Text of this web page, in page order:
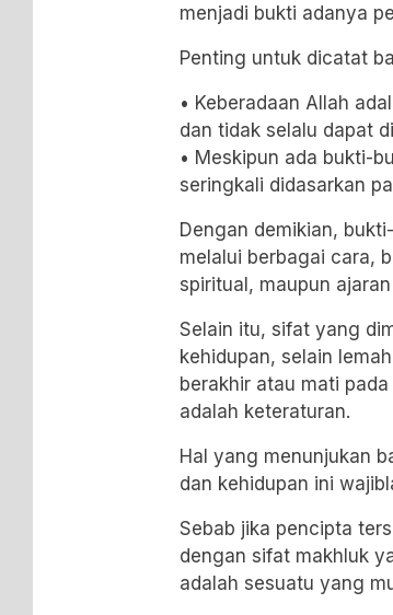
menjadi bukti adanya
Penting untuk dicatat
• Keberadaan Allah
dan tidak selalu dapat
• Meskipun ada bukti-
seringkali didasarkan
Dengan demikian,
melalui berbagai cara,
spiritual, maupun
Selain itu, sifat yang
kehidupan, selain
berakhir atau mati
adalah keteraturan.
Hal yang menunjukan
dan kehidupan ini
Sebab jika pencipta
dengan sifat makhluk
adalah sesuatu yang